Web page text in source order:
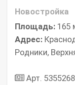
Новостройка
Площадь: 165
Адрес:
Родники,
Арт.